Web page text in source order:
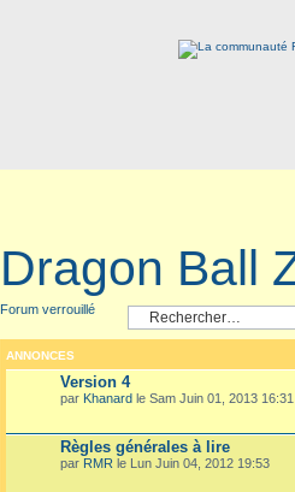
Dragon Ball
Forum verrouillé
ANNONCES
Version 4
par Khanard le Sam Juin 01, 2013 16:31
Règles générales à lire
par RMR le Lun Juin 04, 2012 19:53